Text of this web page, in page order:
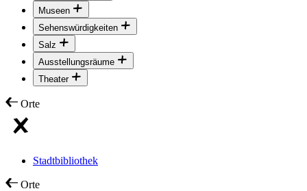
Museen
Sehenswürdigkeiten
Salz
Ausstellungsräume
Theater
Orte
Stadtbibliothek
Orte